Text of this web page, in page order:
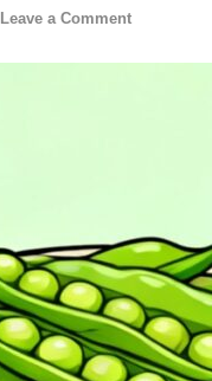
Leave a Comment